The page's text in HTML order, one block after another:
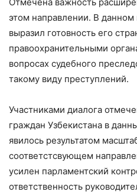
этом направлении. В
выразил готовность его
правоохранительными
вопросах судебного
такому виду преступлений.
Участниками диалога
граждан Узбекистана в
явилось результатом
соответстсвующем
усилен парламентский
ответственность